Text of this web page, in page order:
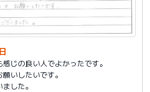
じの良い人でよかったです。
いしたいです。
した。